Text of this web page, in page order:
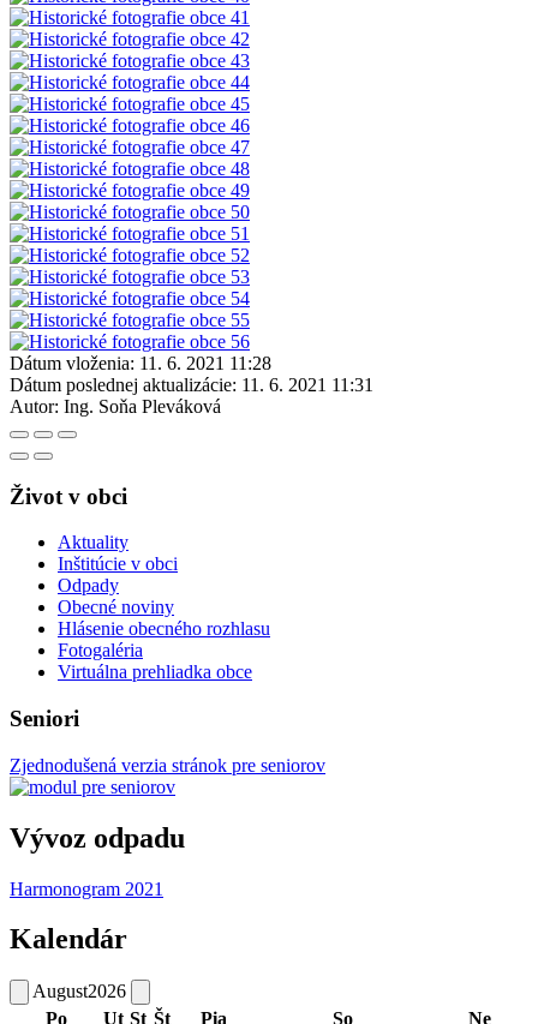
Dátum vloženia: 11. 6. 2021 11:28
Dátum poslednej aktualizácie: 11. 6. 2021 11:31
Autor: Ing. Soňa Pleváková
Život v obci
Aktuality
Inštitúcie v obci
Odpady
Obecné noviny
Hlásenie obecného rozhlasu
Fotogaléria
Virtuálna prehliadka obce
Seniori
Zjednodušená verzia stránok pre seniorov
Vývoz odpadu
Harmonogram 2021
Kalendár
August2026
Po
Ut St Št Pia So
Ne